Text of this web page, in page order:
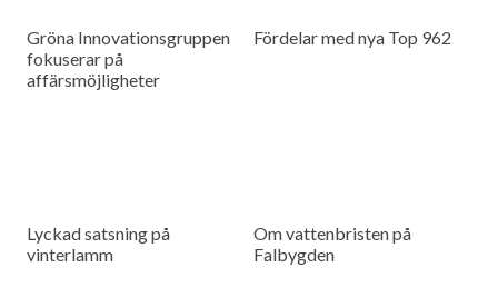
Gröna Innovationsgruppen
fokuserar på
affärsmöjligheter
Fördelar med nya Top 962
Lyckad satsning på
vinterlamm
Om vattenbristen på
Falbygden